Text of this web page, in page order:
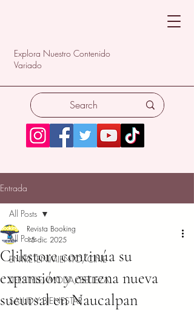
Explora Nuestro Contenido
Variado
Entrada
All Posts
ENTRETENIMIENTO/CINE
LIFESTYLE/MODA/BELLEZA
SALUD Y BIENESTAR
All Posts
Clikstore continúa su
expansión y estrena nueva
sucursal en Naucalpan
Revista Booking
15 dic 2025